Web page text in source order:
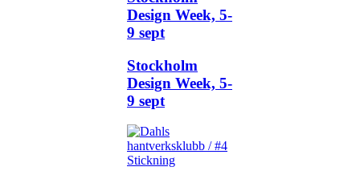
Design Week, 5-
9 sept
Stockholm
Design Week, 5-
9 sept